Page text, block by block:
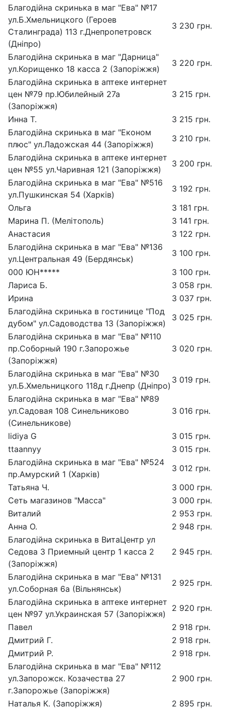
Благодійна скринька в маг "Ева" №17
ул.Б.Хмельницкого (Героев
Сталинграда) 113 г.Днепропетровск
(Дніпро)
3 230 грн.
Благодійна скринька в маг "Дарница"
ул.Корищенко 18 касса 2 (Запоріжжя)
3 220 грн.
Благодійна скринька в аптеке интернет
цен №79 пр.Юбилейный 27а
(Запоріжжя)
3 215 грн.
Инна Т.
3 215 грн.
Благодійна скринька в маг "Економ
плюс" ул.Ладожская 44 (Запоріжжя)
3 210 грн.
Благодійна скринька в аптеке интернет
цен №55 ул.Чаривная 121 (Запоріжжя)
3 200 грн.
Благодійна скринька в маг "Ева" №516
ул.Пушкинская 54 (Харків)
3 192 грн.
Ольга
3 181 грн.
Марина П. (Мелітополь)
3 141 грн.
Анастасия
3 122 грн.
Благодійна скринька в маг "Ева" №136
ул.Центральная 49 (Бердянськ)
3 100 грн.
000 ЮН*****
3 100 грн.
Лариса Б.
3 058 грн.
Ирина
3 037 грн.
Благодійна скринька в гостинице "Под
дубом" ул.Садоводства 13 (Запоріжжя)
3 025 грн.
Благодійна скринька в маг "Ева" №110
пр.Соборный 190 г.Запорожье
(Запоріжжя)
3 020 грн.
Благодійна скринька в маг "Ева" №30
ул.Б.Хмельницкого 118д г.Днепр (Дніпро)
3 019 грн.
Благодійна скринька в маг "Ева" №89
ул.Садовая 108 Синельниково
(Синельникове)
3 016 грн.
lidiya G
3 015 грн.
ttaannyy
3 015 грн.
Благодійна скринька в маг "Ева" №524
пр.Амурский 1 (Харків)
3 012 грн.
Татьяна Ч.
3 000 грн.
Сеть магазинов "Масса"
3 000 грн.
Виталий
2 953 грн.
Анна О.
2 948 грн.
Благодійна скринька в ВитаЦентр ул
Седова 3 Приемный центр 1 касса 2
(Запоріжжя)
2 945 грн.
Благодійна скринька в маг "Ева" №131
ул.Соборная 6а (Вільнянськ)
2 925 грн.
Благодійна скринька в аптеке интернет
цен №97 ул.Украинская 57 (Запоріжжя)
2 920 грн.
Павел
2 918 грн.
Дмитрий Г.
2 918 грн.
Дмитрий Р.
2 918 грн.
Благодійна скринька в маг "Ева" №112
ул.Запорожск. Козачества 27
г.Запорожье (Запоріжжя)
2 900 грн.
Наталья К. (Запоріжжя)
2 895 грн.